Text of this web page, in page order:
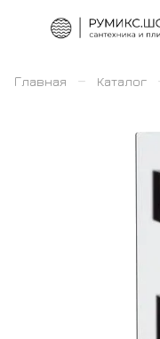
Главная – Каталог